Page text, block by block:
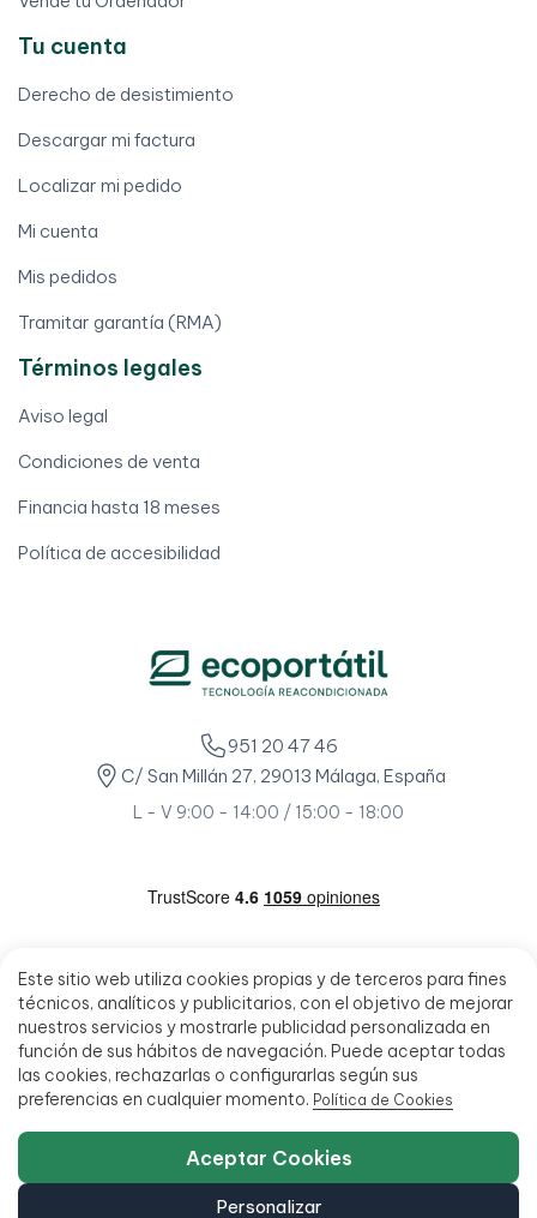
Este sitio web utiliza cookies propias y de terceros para fines
técnicos, analíticos y publicitarios, con el objetivo de mejorar
nuestros servicios y mostrarle publicidad personalizada en
función de sus hábitos de navegación. Puede aceptar todas
las cookies, rechazarlas o configurarlas según sus
preferencias en cualquier momento. Política de Cookies
Personalizar
Aceptar Cookies
Tu cuenta
Derecho de desistimiento
Descargar mi factura
Localizar mi pedido
Mi cuenta
Mis pedidos
Tramitar garantía (RMA)
Términos legales
Aviso legal
Condiciones de venta
Financia hasta 18 meses
Política de accesibilidad
951 20 47 46
C/ San Millán 27, 29013 Málaga, España
L - V 9:00 - 14:00 / 15:00 - 18:00